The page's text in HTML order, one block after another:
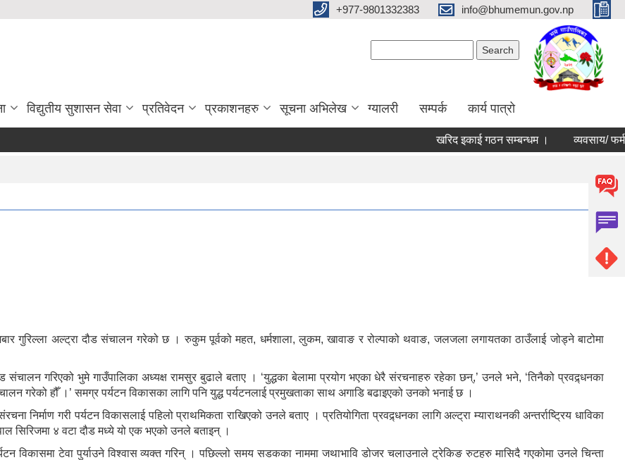
+977-9801332383 info@bhumemun.gov.np
विद्युतीय सुशासन सेवा प्रतिवेदन प्रकाशनहरु सूचना अभिलेख ग्यालरी सम्पर्क कार्य पात्रो
खरिद इकाई गठन सम्बन्धम । व्यवसाय/ फर्म/
गुरिल्ला अल्ट्रा दौड संचालन गरेको छ । रुकुम पूर्वको महत, धर्मशाला, लुकम, खावाङ र रोल्पाको थवाङ, जलजला लगायतका ठाउँलाई जोड्ने बाटोमा
संचालन गरिएको भुमे गाउँपालिका अध्यक्ष रामसुर बुढाले बताए । ‘युद्धका बेलामा प्रयोग भएका धेरै संरचनाहरु रहेका छन्,’ उनले भने, ‘तिनैको प्रवद्र्धनका
गरेको हौँ ।’ समग्र पर्यटन विकासका लागि पनि युद्ध पर्यटनलाई प्रमुखताका साथ अगाडि बढाइएको उनको भनाई छ ।
गरी पर्यटन विकासलाई पहिलो प्राथमिकता राखिएको उनले बताए । प्रतियोगिता प्रवद्र्धनका लागि अल्ट्रा म्याराथनकी अन्तर्राष्ट्रिय धाविका
सिरिजमा ४ वटा दौड मध्ये यो एक भएको उनले बताइन् ।
विकासमा टेवा पुर्याउने विश्वास व्यक्त गरिन् । पछिल्लो समय सडकका नाममा जथाभावि डोजर चलाउनाले ट्रेकिङ रुटहरु मासिदै गएकोमा उनले चिन्ता